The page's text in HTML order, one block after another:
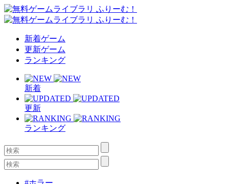
新着ゲーム
更新ゲーム
ランキング
新着
更新
ランキング